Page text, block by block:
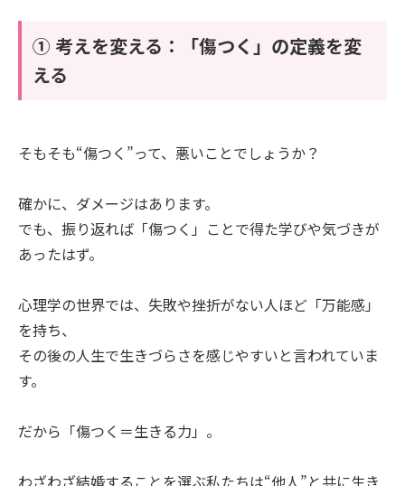
① 考えを変える：「傷つく」の定義を変
える
そもそも“傷つく”って、悪いことでしょうか？
確かに、ダメージはあります。
でも、振り返れば「傷つく」ことで得た学びや気づきが
あったはず。
心理学の世界では、失敗や挫折がない人ほど「万能感」
を持ち、
その後の人生で生きづらさを感じやすいと言われていま
す。
だから「傷つく＝生きる力」。
わざわざ結婚することを選ぶ私たちは“他人”と共に生き